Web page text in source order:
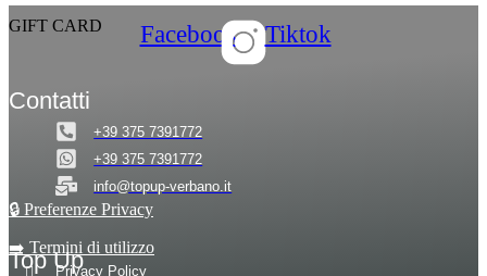
GIFT CARD
Facebook Tiktok
Contatti
+39 375 7391772
+39 375 7391772
info@topup-verbano.it
🔒 Preferenze Privacy
Top Up
➡️ Termini di utilizzo
Privacy Policy